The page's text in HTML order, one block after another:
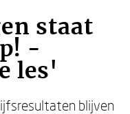
staat
-
les'
blijven